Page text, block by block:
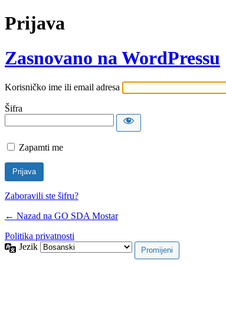
Prijava
Zasnovano na WordPressu
Korisničko ime ili email adresa
Šifra
Zapamti me
Zaboravili ste šifru?
← Nazad na GO SDA Mostar
Politika privatnosti
Jezik